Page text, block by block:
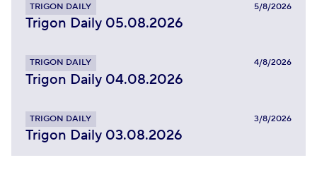
TRIGON DAILY 5/8/2026
Trigon Daily 05.08.2026
TRIGON DAILY 4/8/2026
Trigon Daily 04.08.2026
TRIGON DAILY 3/8/2026
Trigon Daily 03.08.2026